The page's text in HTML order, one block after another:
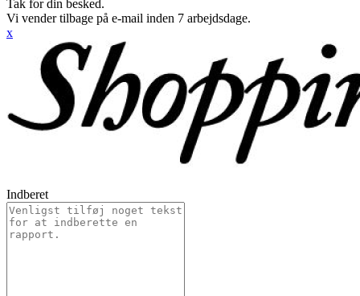
Tak for din besked.
Vi vender tilbage på e-mail inden 7 arbejdsdage.
x
Indberet